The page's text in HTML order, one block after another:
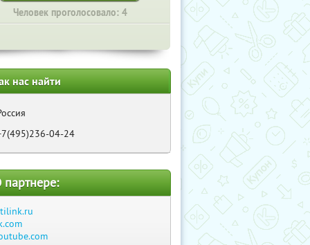
Человек проголосовало: 4
нас найти
04-24
партнере: